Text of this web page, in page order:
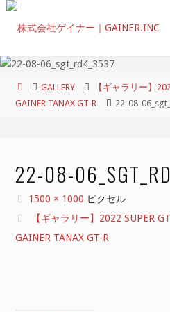
コ
ン
ホ
ー
GALLERY
【ギャラリー】
GAINER TANAX GT-R
22-08-
22-08-
フ
ル
サ
1500 × 1000 ピクセル
【ギャラリー】2022 SUPER
GAINER TANAX GT-R